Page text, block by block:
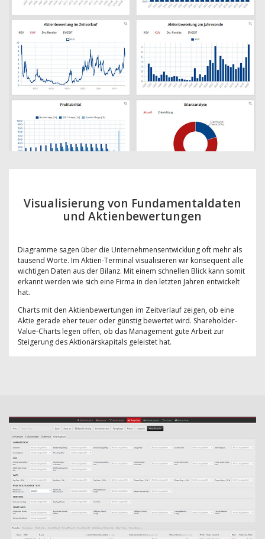
Visualisierung von Fundamentaldaten
und Aktienbewertungen
Diagramme sagen über die Unternehmensentwicklung oft mehr als
tausend Worte. Im Aktien-Terminal visualisieren wir konsequent alle
wichtigen Daten aus der Bilanz. Mit einem schnellen Blick kann somit
erkannt werden wie sich eine Firma in den letzten Jahren entwickelt
hat.
Charts mit den Aktienbewertungen im Zeitverlauf zeigen, ob eine
Aktie gerade eher teuer oder günstig bewertet wird. Shareholder-
Value-Charts legen offen, ob das Management gute Arbeit zur
Steigerung des Aktionärskapitals geleistet hat.